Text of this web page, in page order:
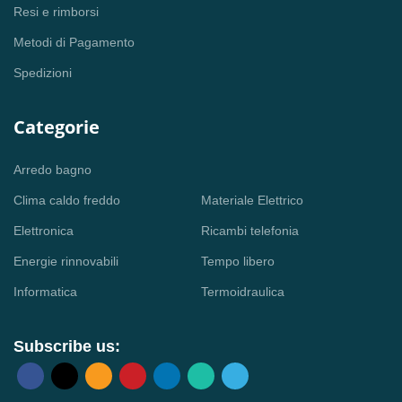
Resi e rimborsi
Metodi di Pagamento
Spedizioni
Categorie
Arredo bagno
Clima caldo freddo
Elettronica
Energie rinnovabili
Informatica
Materiale Elettrico
Ricambi telefonia
Tempo libero
Termoidraulica
Subscribe us: